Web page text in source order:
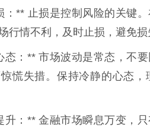
：** 止损是控制风险的关键
行情不利，及时止损，避免损
态：** 市场波动是常态，不
慌失措。保持冷静的心态
升：** 金融市场瞬息万变，